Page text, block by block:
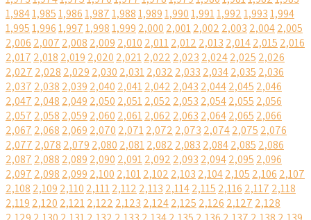
1,9841,9851,9861,9871,9881,9891,9901,9911,9921,9931,994
1,9951,9961,9971,9981,999 2,000 2,0012,002 2,003 2,0042,005
2,006 2,007 2,008 2,009 2,010 2,0112,012 2,013 2,0142,015 2,016
2,017 2,018 2,019 2,020 2,0212,022 2,023 2,0242,025 2,026
2,027 2,028 2,029 2,030 2,0312,032 2,033 2,0342,035 2,036
2,037 2,038 2,039 2,040 2,0412,042 2,043 2,0442,045 2,046
2,047 2,048 2,049 2,050 2,0512,052 2,053 2,0542,055 2,056
2,057 2,058 2,059 2,060 2,0612,062 2,063 2,0642,065 2,066
2,067 2,068 2,069 2,070 2,0712,072 2,073 2,0742,075 2,076
2,077 2,078 2,079 2,080 2,0812,082 2,083 2,0842,085 2,086
2,087 2,088 2,089 2,090 2,0912,092 2,093 2,0942,095 2,096
2,097 2,098 2,099 2,100 2,1012,102 2,103 2,1042,105 2,106 2,107
2,108 2,109 2,110 2,1112,112 2,113 2,1142,115 2,116 2,117 2,118
2,119 2,120 2,1212,122 2,123 2,1242,125 2,126 2,127 2,128